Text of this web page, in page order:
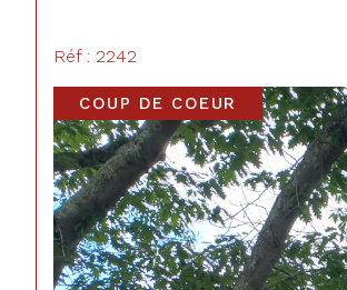
Réf : 2242
COUP DE COEUR